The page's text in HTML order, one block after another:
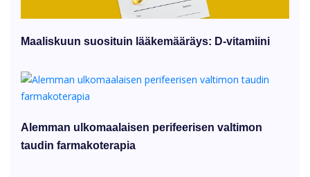
Maaliskuun suosituin lääkemääräys: D-vitamiini
Alemman ulkomaalaisen perifeerisen valtimon
taudin farmakoterapia